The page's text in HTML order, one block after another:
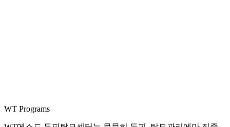
WT Programs